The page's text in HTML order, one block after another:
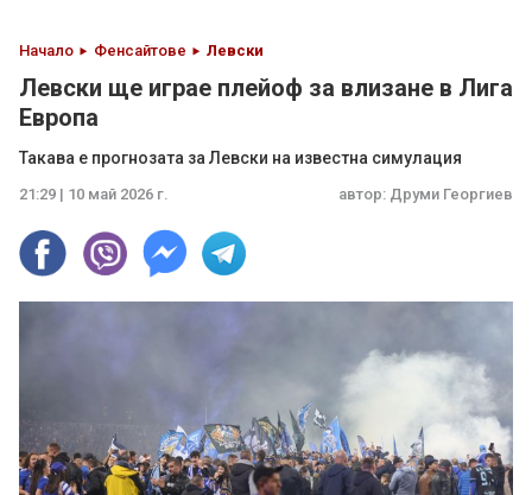
Начало Фенсайтове Левски
Левски ще играе плейоф за влизане в Лига
Европа
Такава е прогнозата за Левски на известна симулация
21:29 | 10 май 2026 г. автор: Друми Георгиев